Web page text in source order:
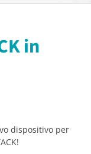
in
dispositivo per